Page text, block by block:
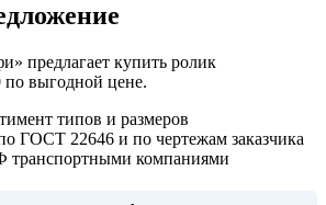
предлагает купить ролик
выгодной цене.
типов и размеров
ГОСТ 22646 и по чертежам заказчика
транспортными компаниями